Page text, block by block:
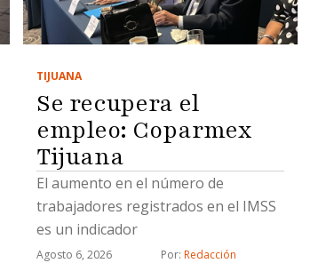
TIJUANA
Se recupera el
empleo: Coparmex
Tijuana
El aumento en el número de
trabajadores registrados en el IMSS
es un indicador
Agosto 6, 2026 Por: Redacción